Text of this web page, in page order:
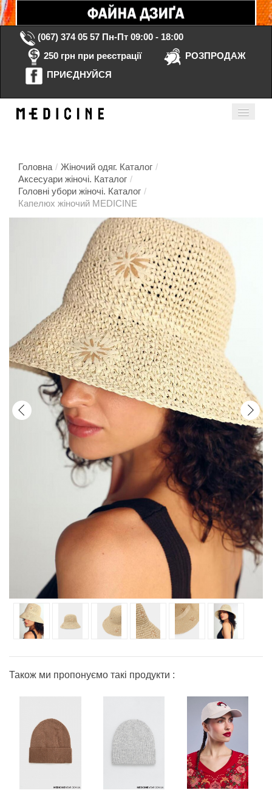
(067) 374 05 57 Пн-Пт 09:00 - 18:00
250 грн при реєстрації
РОЗПРОДАЖ
ПРИЄДНУЙСЯ
Головна
Головна / Жіночий одяг. Каталог /
Аксесуари жіночі. Каталог /
Головні убори жіночі. Каталог /
Капелюх жіночий MEDICINE
Також ми пропонуємо такі продукти :